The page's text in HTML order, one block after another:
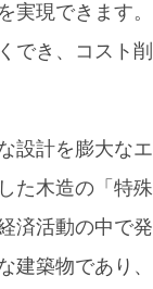
実現できます
でき、コスト
設計を膨大な
た木造の「特
済活動の中で
建築物であり